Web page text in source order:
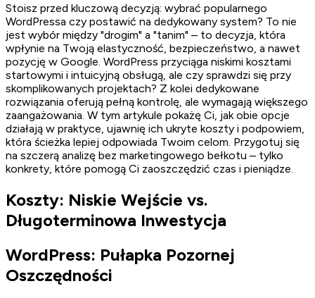
Stoisz przed kluczową decyzją: wybrać popularnego
WordPressa czy postawić na dedykowany system? To nie
jest wybór między "drogim" a "tanim" – to decyzja, która
wpłynie na Twoją elastyczność, bezpieczeństwo, a nawet
pozycję w Google. WordPress przyciąga niskimi kosztami
startowymi i intuicyjną obsługą, ale czy sprawdzi się przy
skomplikowanych projektach? Z kolei dedykowane
rozwiązania oferują pełną kontrolę, ale wymagają większego
zaangażowania. W tym artykule pokażę Ci, jak obie opcje
działają w praktyce, ujawnię ich ukryte koszty i podpowiem,
która ścieżka lepiej odpowiada Twoim celom. Przygotuj się
na szczerą analizę bez marketingowego bełkotu – tylko
konkrety, które pomogą Ci zaoszczędzić czas i pieniądze.
Koszty: Niskie Wejście vs.
Długoterminowa Inwestycja
WordPress: Pułapka Pozornej
Oszczędności